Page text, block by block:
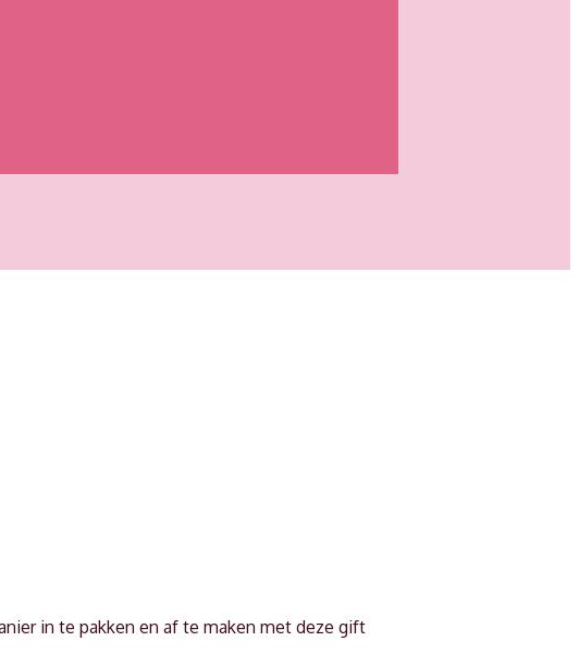
in te pakken en af te maken met deze gift